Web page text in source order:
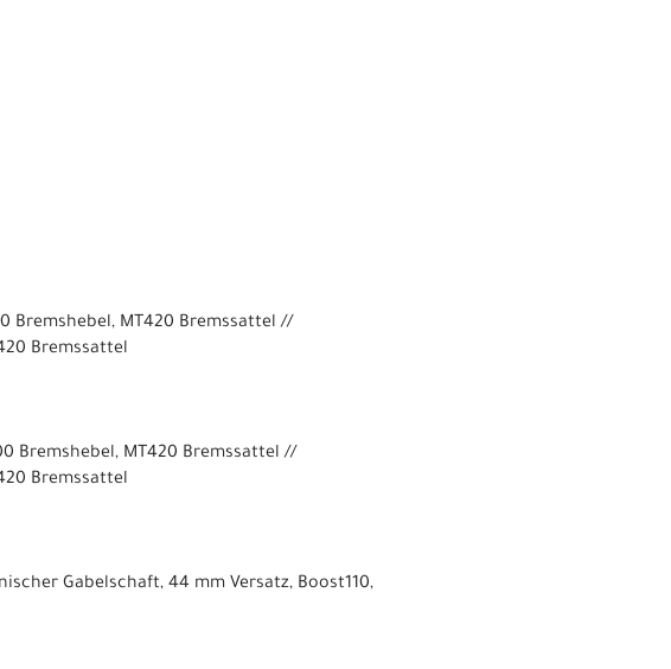
Bremshebel, MT420 Bremssattel //
Bremssattel
Bremshebel, MT420 Bremssattel //
Bremssattel
Gabelschaft, 44 mm Versatz, Boost110,